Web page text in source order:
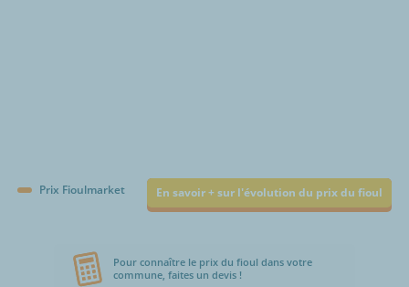
Prix Fioulmarket En savoir + sur l'évolution du prix du fioul
Pour connaître le prix du fioul dans votre
commune, faites un devis !